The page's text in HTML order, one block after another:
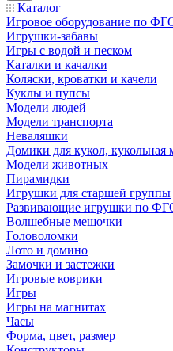
Каталог
Игровое оборудование по
Игрушки-забавы
Игры с водой и песком
Каталки и качалки
Коляски, кроватки и качели
Куклы и пупсы
Модели людей
Модели транспорта
Неваляшки
Домики для кукол, кукольная
Модели животных
Пирамидки
Игрушки для старшей группы
Развивающие игрушки по
Волшебные мешочки
Головоломки
Лото и домино
Замочки и застежки
Игровые коврики
Игры
Игры на магнитах
Часы
Форма, цвет, размер